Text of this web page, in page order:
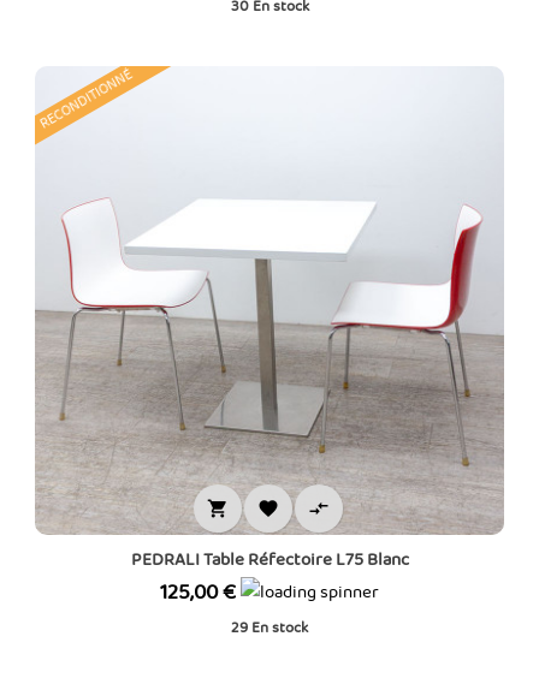
30 En stock
RECONDITIONNÉ
  
PEDRALI Table Réfectoire L75 Blanc
Prix
125,00 €
29 En stock